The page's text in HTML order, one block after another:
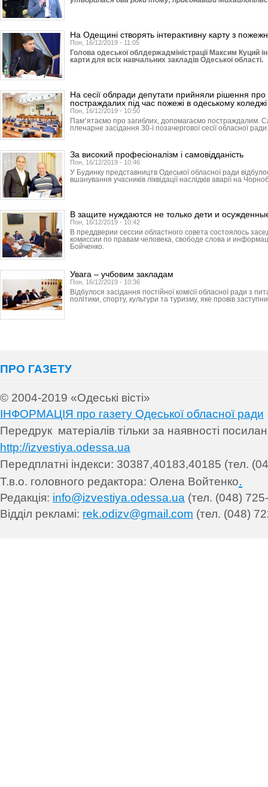
На Одещині створять інтерактивну карту з
Пон, 16/12/2019 - 11:05
Голова одеської облдержадміністрації Максим Куций
карти для всіх навчальних закладів Одеської області.
На сесії облради депутати прийняли рішення про
постраждалих під час пожежі в одеському коледжі
Пон, 16/12/2019 - 10:50
Пам՚ятаємо про загиблих, допомагаємо постраждалим.
пленарне засідання 30-ї позачергової сесії обласної ради.
За високий професіоналізм і самовідданість
Пон, 16/12/2019 - 10:46
У Будинку представництв Одеської обласної ради
вшанування учасників ліквідації наслідків аварії на
В защите нуждаются не только дети и
Пон, 16/12/2019 - 10:42
В преддверии сессии областного совета состоялось
комиссии по правам человека, свободе слова и
Бойченко.
Увага – учбовим закладам
Пон, 16/12/2019 - 10:36
Відбулося засідання постійної комісії обласної ради з
політики, спорту, культури та туризму, яке провів
ПРО ГАЗЕТУ
© 2004-2019 «Одеські вісті»
ІНФОРМАЦІЯ про газету Одеської обласної ради
Передрук матеріалів тільки за наявності
http://izvestiya.odessa.ua
Передплатні індекси: 30387,40183,40185 (тел.
Т.в.о. головного редактора: Олена Войтенко.
Редакція: info@izvestiya.odessa.ua (тел. (048)
Відділ рекламі: rek.odizv@gmail.com (тел. (048)